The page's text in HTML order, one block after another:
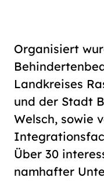
Organisiert
Landkreises
und der Stadt
Welsch, sowie
Über 30
namhafter